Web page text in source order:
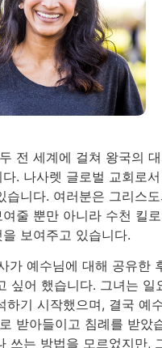
전 세계에 걸쳐 왕국의
. 나사렛 글로벌 교회로
습니다. 여러분은 그리스
줄 뿐만 아니라 수천 킬
보여주고 있습니다.
가 예수님에 대해 공유한
싶어 했습니다. 그녀는 일
하기 시작했으며, 결국 예
받아들이고 침례를 받았
쓰는 방법을 모르었지만,